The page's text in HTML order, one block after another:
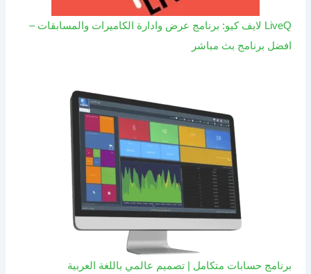
LiveQ لايف كيو: برنامج عرض وادارة الكاميرات والمسابقات –
افضل برنامج بث مباشر
برنامج حسابات متكامل | تصميم عالمي باللغة العربية